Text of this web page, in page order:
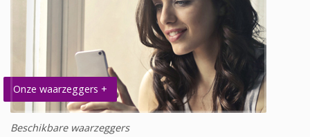
Onze waarzeggers +
Beschikbare waarzeggers